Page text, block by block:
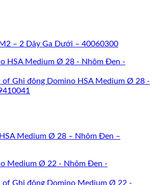
– 2 Dây Ga Dưới – 40060300
Medium Ø 28 – Nhôm Đen –